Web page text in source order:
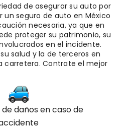
de asegurar su auto por
un seguro de auto en México
necesaria, ya que en
proteger su patrimonio, su
en el incidente.
salud y la de terceros en
carretera. Contrate el mejor
daños en caso de